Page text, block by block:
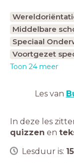
Middelbare
Speciaal
Voortgezet
Toon 24 meer
Les van
In deze les
quizzen en
Lesduur is: 15